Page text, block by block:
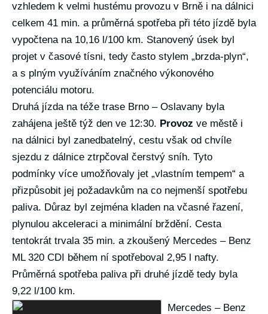
vzhledem k velmi hustému provozu v Brně i na dálnici
celkem 41 min. a průměrná spotřeba při této jízdě byla
vypočtena na 10,16 l/100 km. Stanovený úsek byl
projet v časové tísni, tedy často stylem „brzda-plyn“,
a s plným využíváním značného výkonového
potenciálu motoru.
Druhá jízda na téže trase Brno – Oslavany byla
zahájena ještě týž den ve 12:30. Provoz ve městě i
na dálnici byl zanedbatelný, cestu však od chvíle
sjezdu z dálnice ztrpčoval čerstvý sníh. Tyto
podmínky více umožňovaly jet „vlastním tempem“ a
přizpůsobit jej požadavkům na co nejmenší spotřebu
paliva. Důraz byl zejména kladen na včasné řazení,
plynulou akceleraci a minimální brždění. Cesta
tentokrát trvala 35 min. a zkoušený Mercedes – Benz
ML 320 CDI během ní spotřeboval 2,95 l nafty.
Průměrná spotřeba paliva při druhé jízdě tedy byla
9,22 l/100 km.
Mercedes – Benz